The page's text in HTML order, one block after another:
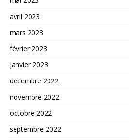
avril 2023
mars 2023
février 2023
janvier 2023
décembre 2022
novembre 2022
octobre 2022
septembre 2022